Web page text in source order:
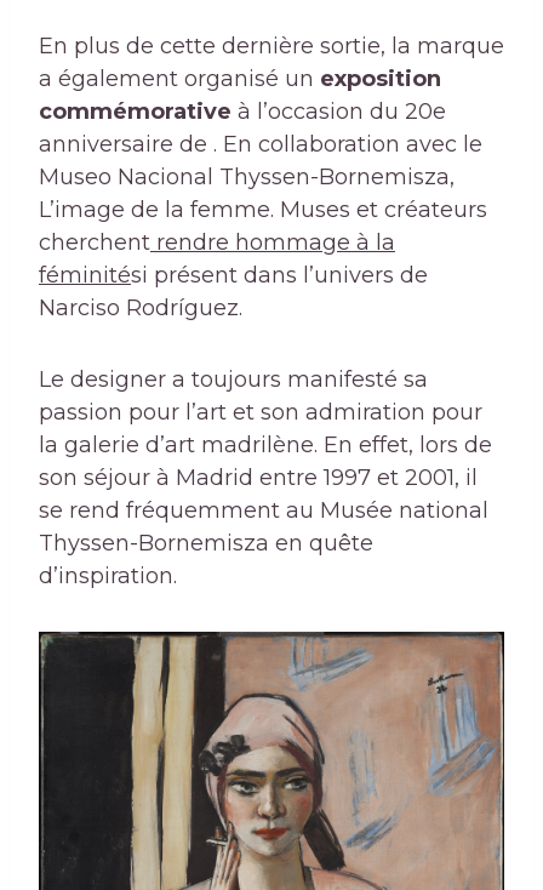
En plus de cette dernière sortie, la marque
a également organisé un exposition
commémorative à l’occasion du 20e
anniversaire de . En collaboration avec le
Museo Nacional Thyssen-Bornemisza,
L’image de la femme. Muses et créateurs
cherchent rendre hommage à la
féminitési présent dans l’univers de
Narciso Rodríguez.
Le designer a toujours manifesté sa
passion pour l’art et son admiration pour
la galerie d’art madrilène. En effet, lors de
son séjour à Madrid entre 1997 et 2001, il
se rend fréquemment au Musée national
Thyssen-Bornemisza en quête
d’inspiration.